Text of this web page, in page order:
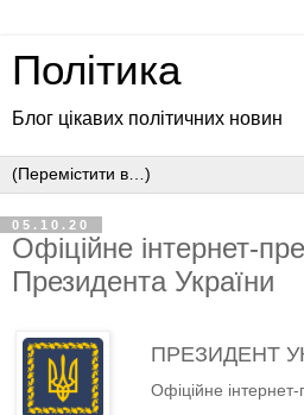
Політика
Блог цікавих політичних новин
05.10.20
Офіційне інтернет-
Президента України
ПРЕЗИДЕНТ
Офіційне